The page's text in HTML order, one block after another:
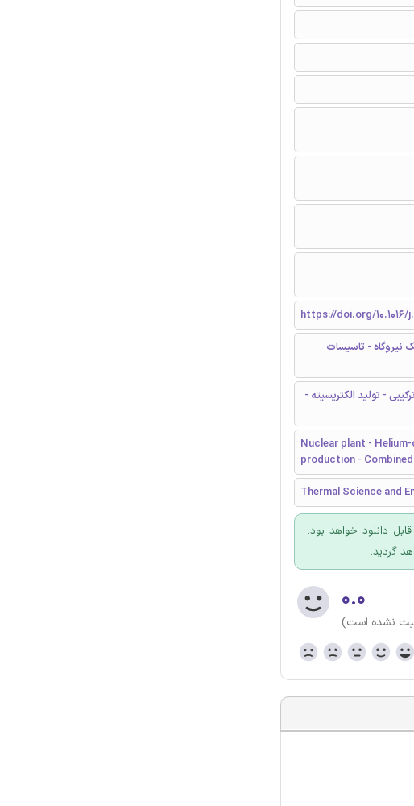
https://doi.org/10.1016/
- تاسیسات
- تولید الکتریسیته -
Nuclear plant -
production -
Thermal Science and
دانلود خواهد بود.
گردید.
۰.۰
ثبت نشده است)